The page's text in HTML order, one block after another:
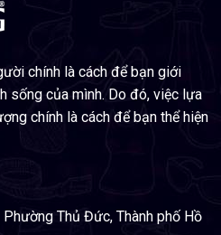
chính là cách để bạn giới
sống của mình. Do đó, việc lựa
chính là cách để bạn thể hiện
Phường Thủ Đức, Thành phố Hồ